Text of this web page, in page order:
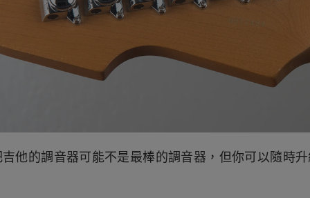
他的調音器可能不是最棒的調音器，但你可以隨時